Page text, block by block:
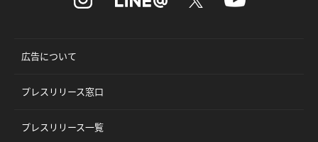
広告について
プレスリリース窓口
プレスリリース一覧